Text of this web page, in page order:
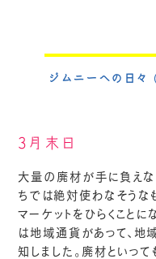
ジムニーへの日々
3月末日
大量の廃材が手に負えな
ちでは絶対使わなそうな
マーケットをひらくこと
は地域通貨があって、地
知しました。廃材といっ